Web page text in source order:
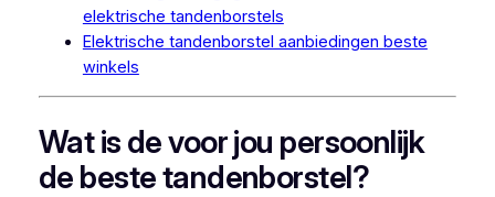
elektrische tandenborstels
Elektrische tandenborstel aanbiedingen beste
winkels
Wat is de voor jou persoonlijk
de beste tandenborstel?